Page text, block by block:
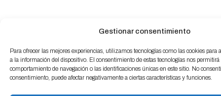
Gestionar consentimiento
Para ofrecer las mejores experiencias, utilizamos tecnologías como las cookies para
a la información del dispositivo. El consentimiento de estas tecnologías nos permitirá
comportamiento de navegación o las identificaciones únicas en este sitio. No
consentimiento, puede afectar negativamente a ciertas características y funciones.